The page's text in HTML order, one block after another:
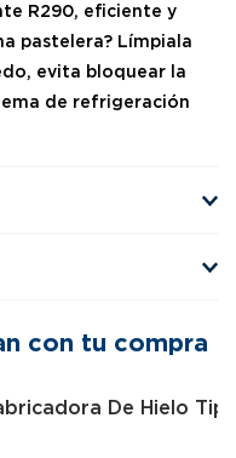
R290, eficiente y
pastelera? Límpiala
evita bloquear la
de refrigeración
con tu compra
De Hielo